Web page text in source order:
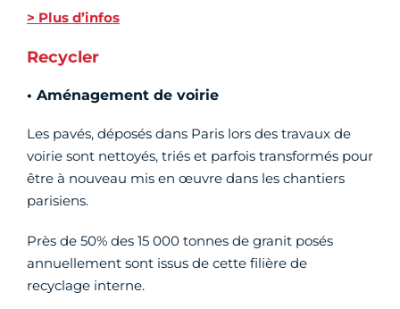
> Plus d’infos
Recycler
• Aménagement de voirie
Les pavés, déposés dans Paris lors des travaux de
voirie sont nettoyés, triés et parfois transformés pour
être à nouveau mis en œuvre dans les chantiers
parisiens.
Près de 50% des 15 000 tonnes de granit posés
annuellement sont issus de cette filière de
recyclage interne.